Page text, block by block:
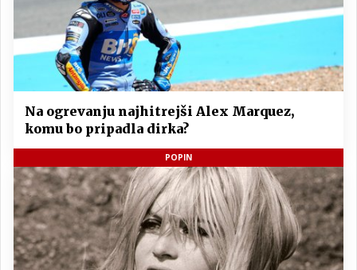
Na ogrevanju najhitrejši Alex Marquez,
komu bo pripadla dirka?
POPIN